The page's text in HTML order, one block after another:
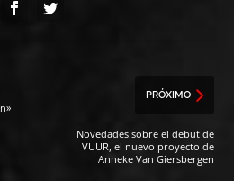
PRÓXIMO
Novedades sobre el debut de
VUUR, el nuevo proyecto de
Anneke Van Giersbergen